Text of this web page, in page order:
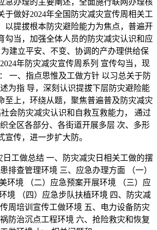
急办理的主要阐述，全面施行联网办理核
于做好2024年全国防灾减灾宣传周相关工
以提拔根本防灾避险能力为焦点，普遍开
勾当，加强全体人员的防灾减灾认识和应
建立平安、不变、协调的产办理供给保
年防灾减灾宣传周系列 宣传勾当，现
一、指点思惟及工做方针 以习总关于防
为指 导，深刻认识提拔下层防灾避险能
至上，环绕从题，聚焦普遍普及防灾减灾
会防灾减灾认识和自救互救能力， 通过
全区各部分、各街道开展多层 次、多形
宣传，进一步扩大防。
工做总结 一、防灾减灾日相关工做的摆
排查管理环境 三、应急办理方面 （一）
环境 （二）应急预案开展环境 （三）应
境 （四）应急步队扶植环境 四、防灾减
周培训宣传工做环境 五、电力设备防灾
防治沉点工程环境 六、抢险救灾和恢复